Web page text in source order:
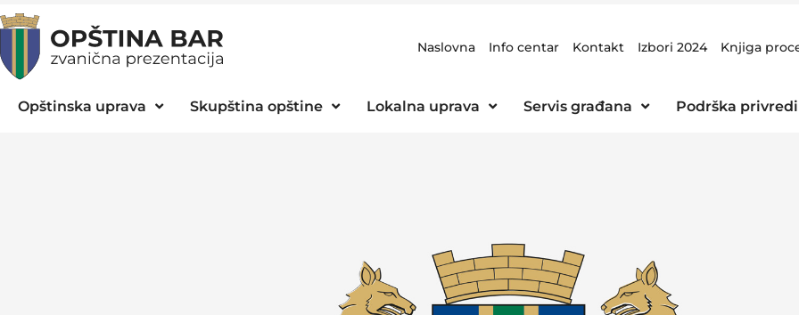
Naslovna Info centar Kontakt Izbori 2024 Knjiga
Opštinska uprava Skupština opštine Lokalna uprava Servis građana Podrška privredi